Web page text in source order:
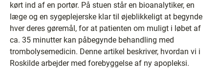
kørt ind af en portør. På stuen står en bioanalytiker, en
læge og en sygeplejerske klar til øjeblikkeligt at begynde
hver deres gøremål, for at patienten om muligt i løbet af
ca. 35 minutter kan påbegynde behandling med
trombolysemedicin. Denne artikel beskriver, hvordan vi i
Roskilde arbejder med forebyggelse af ny apopleksi.